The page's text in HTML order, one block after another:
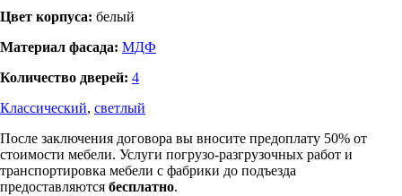
Цвет корпуса: белый
Материал фасада: МДФ
Количество дверей: 4
Классический, светлый
После заключения договора вы вносите предоплату 50% от
стоимости мебели. Услуги погрузо-разгрузочных работ и
транспортировка мебели с фабрики до подъезда
предоставляются бесплатно.